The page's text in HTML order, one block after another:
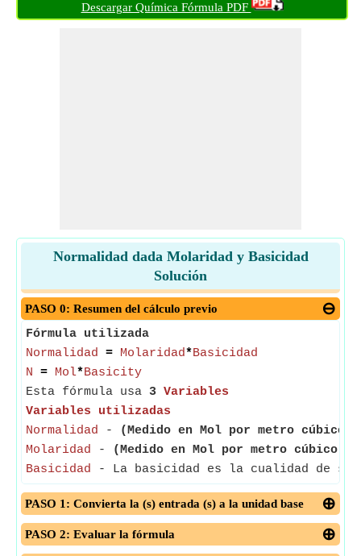
Descargar Química Fórmula PDF
Normalidad dada Molaridad y Basicidad
Solución
PASO 0: Resumen del cálculo previo
Fórmula utilizada
Normalidad = Molaridad*Basicidad
N = Mol*Basicity
Esta fórmula usa 3 Variables
Variables utilizadas
Normalidad - (Medido en Mol por metro cúbico)
Molaridad - (Medido en Mol por metro cúbico)
Basicidad - La basicidad es la cualidad de ser
PASO 1: Convierta la (s) entrada (s) a la unidad base
PASO 2: Evaluar la fórmula